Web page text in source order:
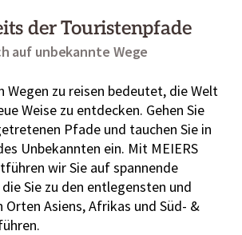
der Touristenpfade
auf unbekannte Wege
Wegen zu reisen bedeutet, die Welt
Weise zu entdecken. Gehen Sie
Pfade und tauchen Sie in
Unbekannten ein. Mit MEIERS
wir Sie auf spannende
Sie zu den entlegensten und
Asiens, Afrikas und Süd- &